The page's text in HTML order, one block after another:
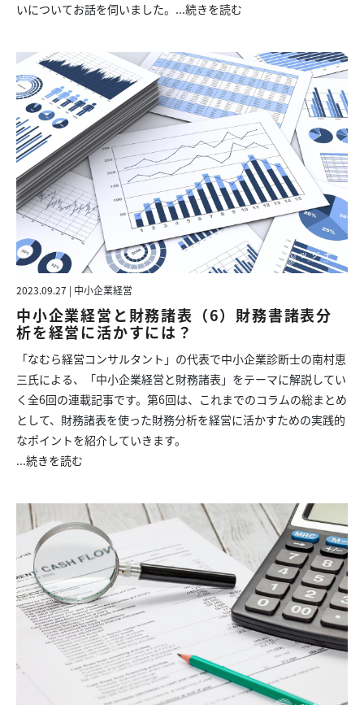
いについてお話を伺いました。...続きを読む
2023.09.27 | 中小企業経営
中小企業経営と財務諸表（6）財務書諸表分
析を経営に活かすには？
「なむら経営コンサルタント」の代表で中小企業診断士の南村恵
三氏による、「中小企業経営と財務諸表」をテーマに解説してい
く全6回の連載記事です。第6回は、これまでのコラムの総まとめ
として、財務諸表を使った財務分析を経営に活かすための実践的
なポイントを紹介していきます。
...続きを読む